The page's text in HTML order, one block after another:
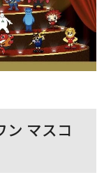
ン マスコ